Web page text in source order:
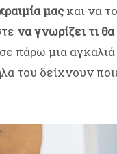
μαςκαι να
να γνωρίζει τι
πάρω μια
δείχνουν